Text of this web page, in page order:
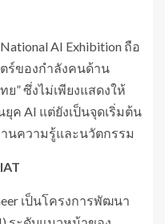
AI Exhibition ถือ
ร์ของกำลังคนด้าน
” ซึ่งไม่เพียงแสดงให้
ค AI แต่ยังเป็นจุดเริ่มต้น
นความรู้และนวัตกรรม
เป็นโครงการพัฒนา